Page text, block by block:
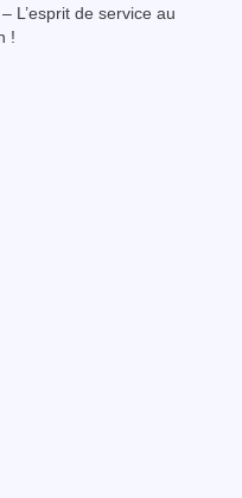
L’esprit de service au
!